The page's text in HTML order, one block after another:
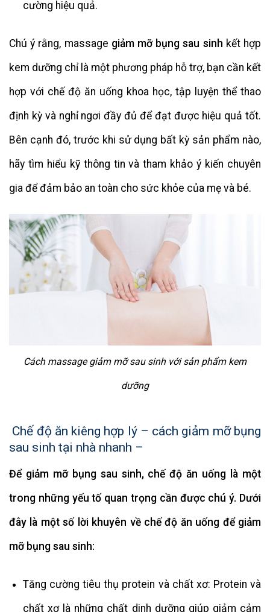
cường hiệu quả.
Chú ý rằng, massage giảm mỡ bụng sau sinh kết hợp
kem dưỡng chỉ là một phương pháp hỗ trợ, bạn cần kết
hợp với chế độ ăn uống khoa học, tập luyện thể thao
định kỳ và nghỉ ngơi đầy đủ để đạt được hiệu quả tốt.
Bên cạnh đó, trước khi sử dụng bất kỳ sản phẩm nào,
hãy tìm hiểu kỹ thông tin và tham khảo ý kiến chuyên
gia để đảm bảo an toàn cho sức khỏe của mẹ và bé.
Cách massage giảm mỡ sau sinh với sản phẩm kem
dưỡng
Chế độ ăn kiêng hợp lý – cách giảm mỡ bụng
sau sinh tại nhà nhanh –
Để giảm mỡ bụng sau sinh, chế độ ăn uống là một
trong những yếu tố quan trọng cần được chú ý. Dưới
đây là một số lời khuyên về chế độ ăn uống để giảm
mỡ bụng sau sinh:
Tăng cường tiêu thụ protein và chất xơ: Protein và
chất xơ là những chất dinh dưỡng giúp giảm cảm